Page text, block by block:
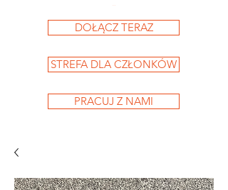
DOŁĄCZ TERAZ
STREFA DLA CZŁONKÓW
PRACUJ Z NAMI